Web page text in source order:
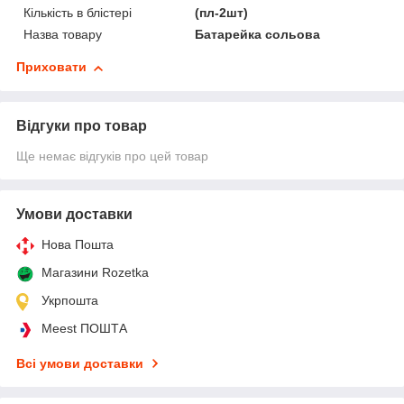
Кількість в блістері
(пл-2шт)
Назва товару
Батарейка сольова
Приховати
Відгуки про товар
Ще немає відгуків про цей товар
Умови доставки
Нова Пошта
Магазини Rozetka
Укрпошта
Meest ПОШТА
Всі умови доставки